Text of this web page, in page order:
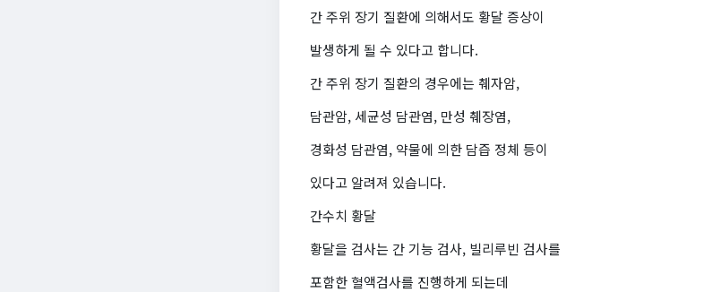
간 주위 장기 질환에 의해서도 황달 증상이
발생하게 될 수 있다고 합니다.
간 주위 장기 질환의 경우에는 췌자암,
담관암, 세균성 담관염, 만성 췌장염,
경화성 담관염, 약물에 의한 담즙 정체 등이
있다고 알려져 있습니다.
간수치 황달
황달을 검사는 간 기능 검사, 빌리루빈 검사를
포함한 혈액검사를 진행하게 되는데